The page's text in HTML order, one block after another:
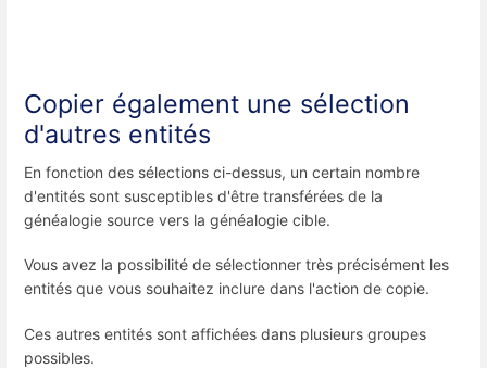
Copier également une sélection
d'autres entités
En fonction des sélections ci-dessus, un certain nombre
d'entités sont susceptibles d'être transférées de la
généalogie source vers la généalogie cible.
Vous avez la possibilité de sélectionner très précisément les
entités que vous souhaitez inclure dans l'action de copie.
Ces autres entités sont affichées dans plusieurs groupes
possibles.